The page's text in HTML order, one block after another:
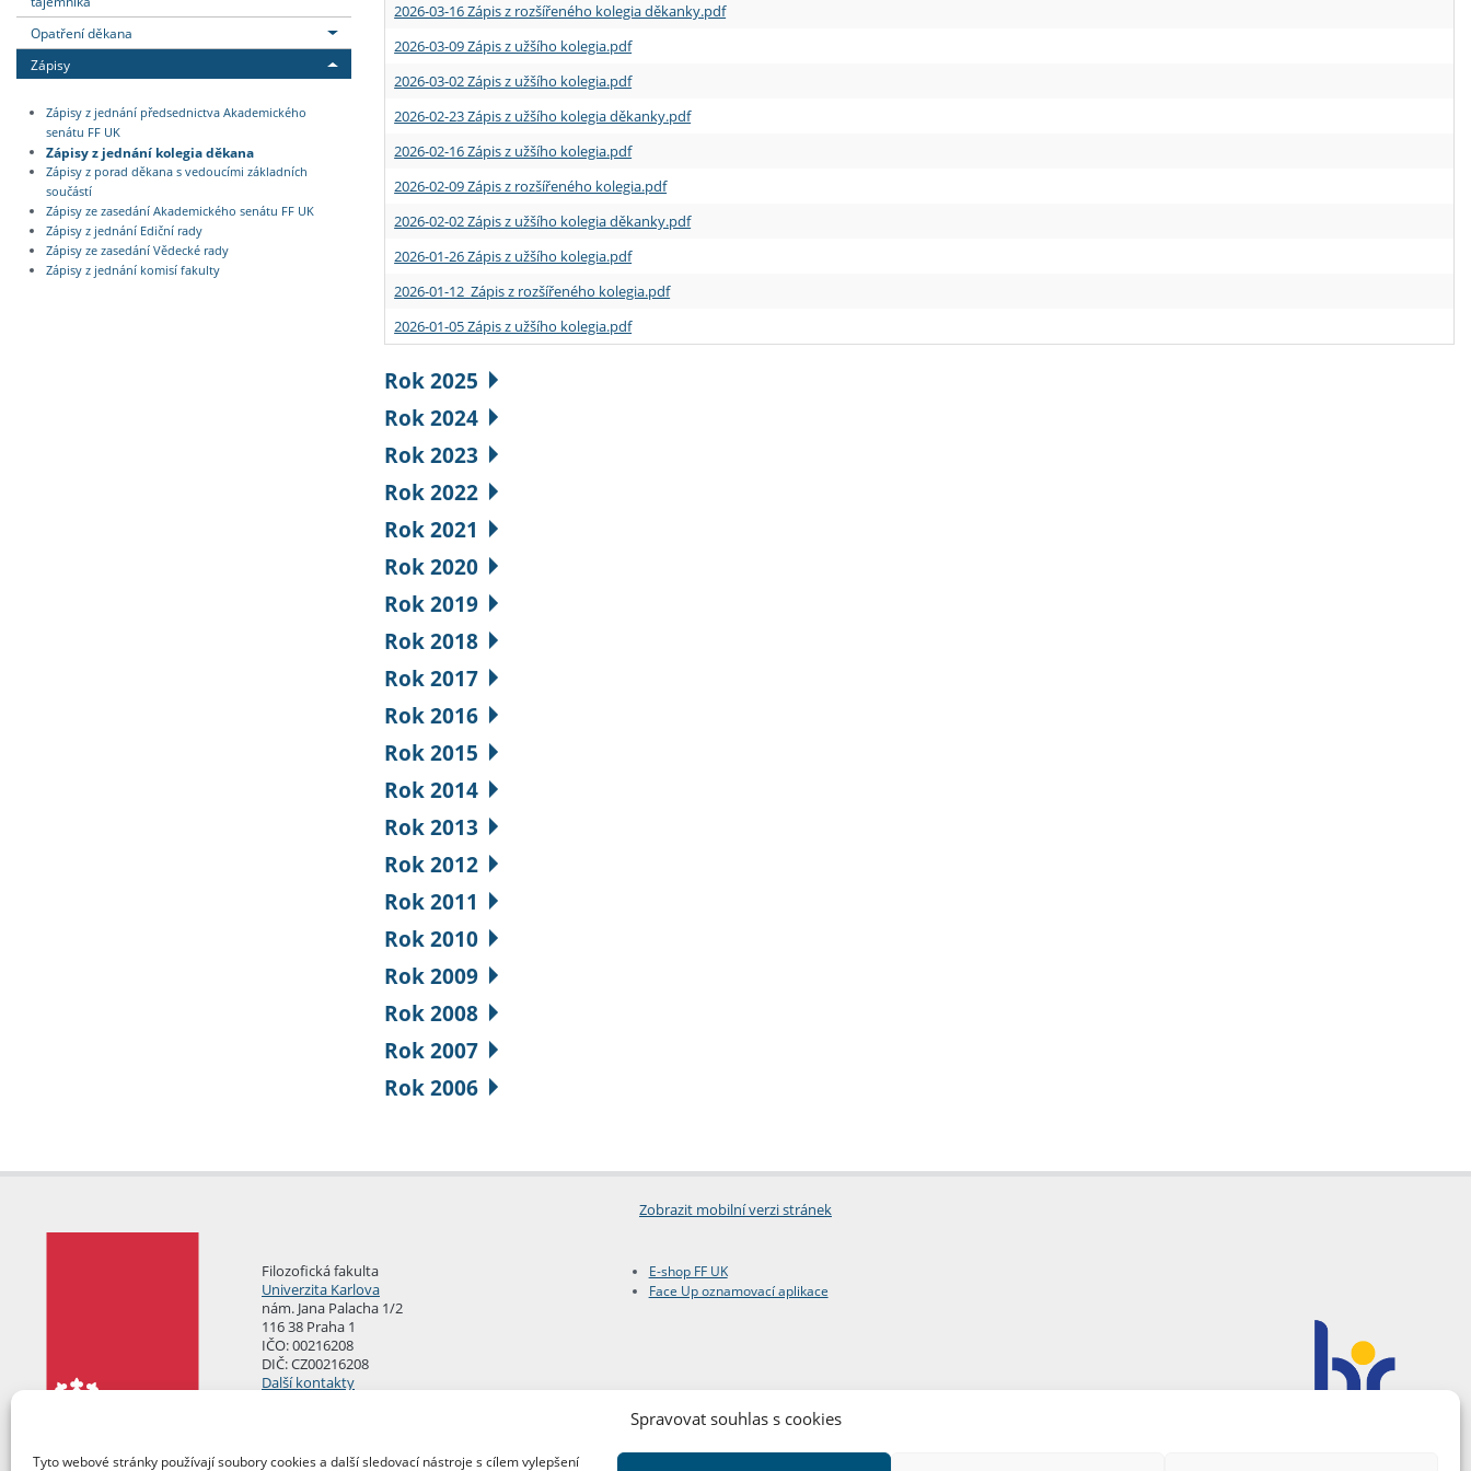
Spravovat souhlas s cookies
Tyto webové stránky používají soubory cookies a další sledovací nástroje s cílem vylepšení
Opatření děkana
Zápisy
Zápisy z jednání předsednictva Akademického
senátu FF UK
Zápisy z jednání kolegia děkana
Zápisy z porad děkana s vedoucími základních
součástí
Zápisy ze zasedání Akademického senátu FF UK
Zápisy z jednání Ediční rady
Zápisy ze zasedání Vědecké rady
Zápisy z jednání komisí fakulty
2026-03-16 Zápis z rozšířeného kolegia děkanky.pdf
2026-03-09 Zápis z užšího kolegia.pdf
2026-03-02 Zápis z užšího kolegia.pdf
2026-02-23 Zápis z užšího kolegia děkanky.pdf
2026-02-16 Zápis z užšího kolegia.pdf
2026-02-09 Zápis z rozšířeného kolegia.pdf
2026-02-02 Zápis z užšího kolegia děkanky.pdf
2026-01-26 Zápis z užšího kolegia.pdf
2026-01-12 Zápis z rozšířeného kolegia.pdf
2026-01-05 Zápis z užšího kolegia.pdf
Rok 2025
Rok 2024
Rok 2023
Rok 2022
Rok 2021
Rok 2020
Rok 2019
Rok 2018
Rok 2017
Rok 2016
Rok 2015
Rok 2014
Rok 2013
Rok 2012
Rok 2011
Rok 2010
Rok 2009
Rok 2008
Rok 2007
Rok 2006
Zobrazit mobilní verzi stránek
Filozofická fakulta
Univerzita Karlova
nám. Jana Palacha 1/2
116 38 Praha 1
IČO: 00216208
DIČ: CZ00216208
Další kontakty
E-shop FF UK
Face Up oznamovací aplikace